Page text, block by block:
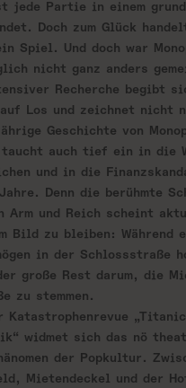
jede Partie in einem
Doch zum Glück
Spiel. Und doch war
nicht ganz anders
Recherche begibt
Los und zeichnet nicht
Geschichte von
taucht auch tief ein in die
und in die
Denn die berühmte
Arm und Reich scheint
Bild zu bleiben: Während
in der Schlossstraße
große Rest darum, die
zu stemmen.
Katastrophenrevue
widmet sich das nö
der Popkultur.
Mietendeckel und der